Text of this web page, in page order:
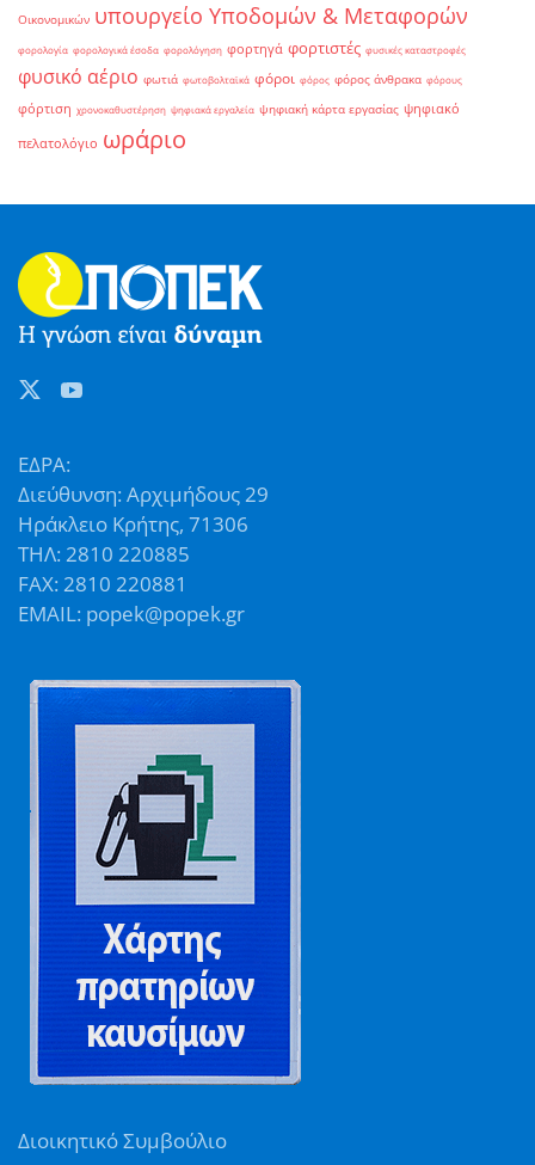
Οικονομικών υπουργείο Υποδομών & Μεταφορών
φορολογία φορολογικά έσοδα φορολόγηση φορτηγά φορτιστές φυσικές καταστροφές
φυσικό αέριο φωτιά φωτοβολταϊκά φόροι φόρος φόρος άνθρακα φόρους
φόρτιση χρονοκαθυστέρηση ψηφιακά εργαλεία ψηφιακή κάρτα εργασίας ψηφιακό
πελατολόγιο ωράριο
ΕΔΡΑ:
Διεύθυνση: Αρχιμήδους 29
Ηράκλειο Κρήτης, 71306
ΤΗΛ: 2810 220885
FAX: 2810 220881
EMAIL: popek@popek.gr
Διοικητικό Συμβούλιο